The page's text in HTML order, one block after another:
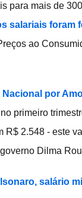
para mais de
salariais foram
ao
Nacional por
primeiro
R$ 2.548 - este
Dilma
salário